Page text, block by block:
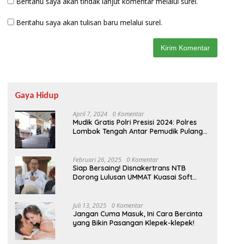
Beritahu saya akan tulisan baru melalui surel.
Gaya Hidup
April 7, 2024 0 Komentar
Mudik Gratis Polri Presisi 2024: Polres
Lombok Tengah Antar Pemudik Pulang
Februari 26, 2025 0 Komentar
Siap Bersaing! Disnakertrans NTB
Dorong Lulusan UMMAT Kuasai Soft
Juli 13, 2025 0 Komentar
Jangan Cuma Masuk, Ini Cara Bercinta
yang Bikin Pasangan Klepek-klepek!